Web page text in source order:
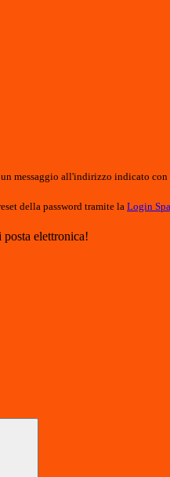
messaggio all'indirizzo indicato con
della password tramite la Login
elettronica!